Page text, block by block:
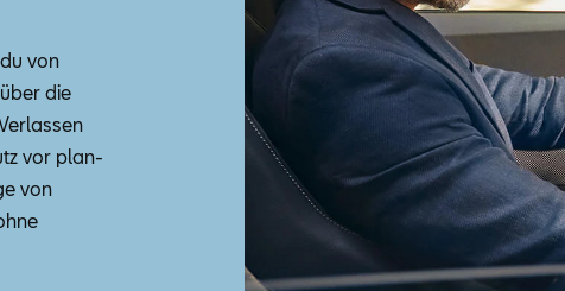
von
die
vor plan-
von